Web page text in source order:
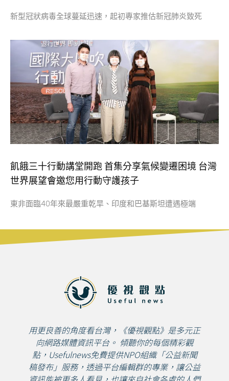
新型冠狀病毒全球蔓延迅速，起初專家推估新冠肺炎致死
飢餓三十行動講堂開跑 首集分享氣候變遷困境 台灣
世界展望會邀您用行動守護孩子
東非面臨40年來最嚴重乾旱、印度和巴基斯坦遭遇極端
用更良善的角度看台灣，《優視觀點》是多元正
向網路媒體資訊平台。 傾聽你的每個精彩觀
點，Usefulnews免費提供NPO組織「公益新聞
稿發布」服務，透過平台編輯群的專業，讓公益